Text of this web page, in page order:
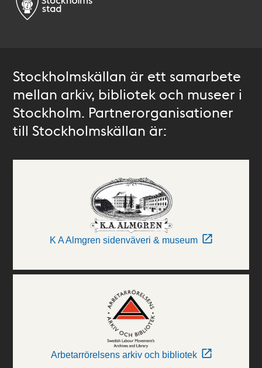
Stockholmskällan är ett samarbete
mellan arkiv, bibliotek och museer i
Stockholm. Partnerorganisationer
till Stockholmskällan är:
K A Almgren sidenväveri & museum
Arbetarrörelsens arkiv och bibliotek